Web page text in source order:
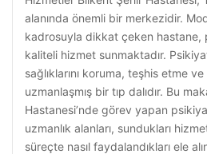
alanında önemli bir merkezidir.
kadrosuyla dikkat çeken hastane,
kaliteli hizmet sunmaktadır.
sağlıklarını koruma, teşhis etme
uzmanlaşmış bir tıp dalıdır. Bu
Hastanesi’nde görev yapan
uzmanlık alanları, sundukları
süreçte nasıl faydalandıkları ele